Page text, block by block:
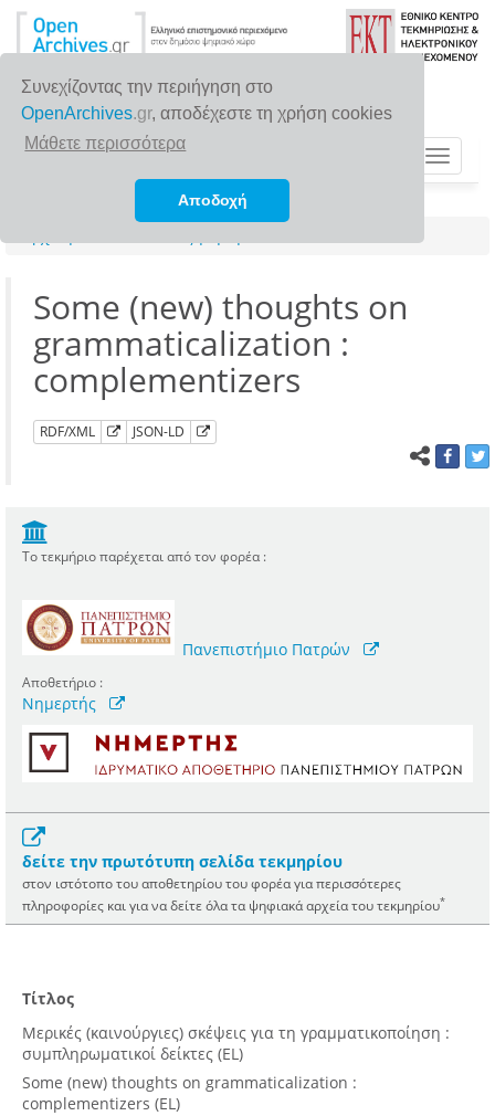
Συνεχίζοντας την περιήγηση στο
OpenArchives.gr, αποδέχεστε τη χρήση cookies
Μάθετε περισσότερα
Αποδοχή
Toggle
Some (new) thoughts on
grammaticalization :
complementizers
RDF/XML JSON-LD
Το τεκμήριο παρέχεται από τον φορέα :
Πανεπιστήμιο Πατρών
Αποθετήριο :
Νημερτής
δείτε την πρωτότυπη σελίδα τεκμηρίου
στον ιστότοπο του αποθετηρίου του φορέα για περισσότερες
πληροφορίες και για να δείτε όλα τα ψηφιακά αρχεία του τεκμηρίου*
Τίτλος
Μερικές (καινούργιες) σκέψεις για τη γραμματικοποίηση :
συμπληρωματικοί δείκτες (EL)
Some (new) thoughts on grammaticalization :
complementizers (EL)